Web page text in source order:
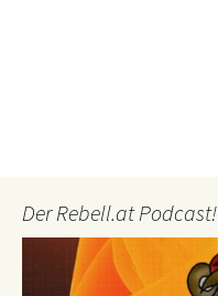
Der Rebell.at Podcast!